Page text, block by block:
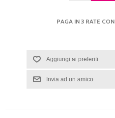
PAGA IN 3 RATE CON